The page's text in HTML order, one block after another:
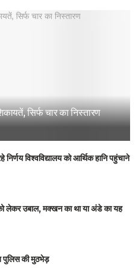
सिर्फ चार का निस्तारण
निर्णय विश्वविद्यालय को आर्थिक हानि पहुंचाने
लेकर उबाल, मक्खन का था या अंडे का यह
पुलिस की मुठभेड़